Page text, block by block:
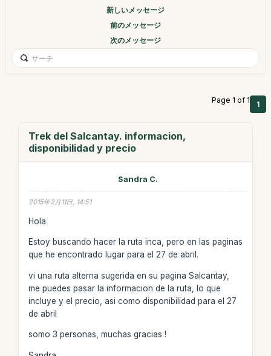
新しいメッセージ
前のメッセージ
次のメッセージ
Page 1 of 1 1
Trek del Salcantay. informacion,
disponibilidad y precio
Sandra C.
2015年2月11日, 14:51
Hola
Estoy buscando hacer la ruta inca, pero en las paginas
que he encontrado lugar para el 27 de abril.
vi una ruta alterna sugerida en su pagina Salcantay,
me puedes pasar la informacion de la ruta, lo que
incluye y el precio, asi como disponibilidad para el 27
de abril
somo 3 personas, muchas gracias !